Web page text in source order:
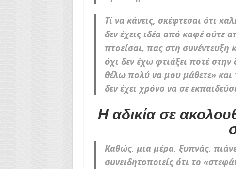
Τί να κάνεις, σκέφτεσαι ότι
δεν έχεις ιδέα από καφέ ούτε
πτοείσαι, πας στη
όχι δεν έχω φτιάξει ποτέ
θέλω πολύ να μου μάθετε» και
δεν έχει χρόνο να σε
Η αδικία σε
Καθώς, μια μέρα, ξυπνάς,
συνειδητοποιείς ότι το